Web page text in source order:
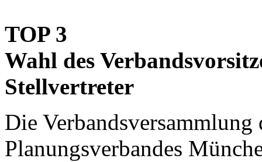
TOP 3
Wahl des
Stellvertreter
Die Verbandsversammlung
Planungsverbandes